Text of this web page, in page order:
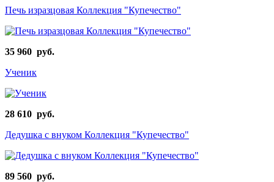
Печь изразцовая Коллекция "Купечество"
35 960 руб.
Ученик
28 610 руб.
Дедушка с внуком Коллекция "Купечество"
89 560 руб.